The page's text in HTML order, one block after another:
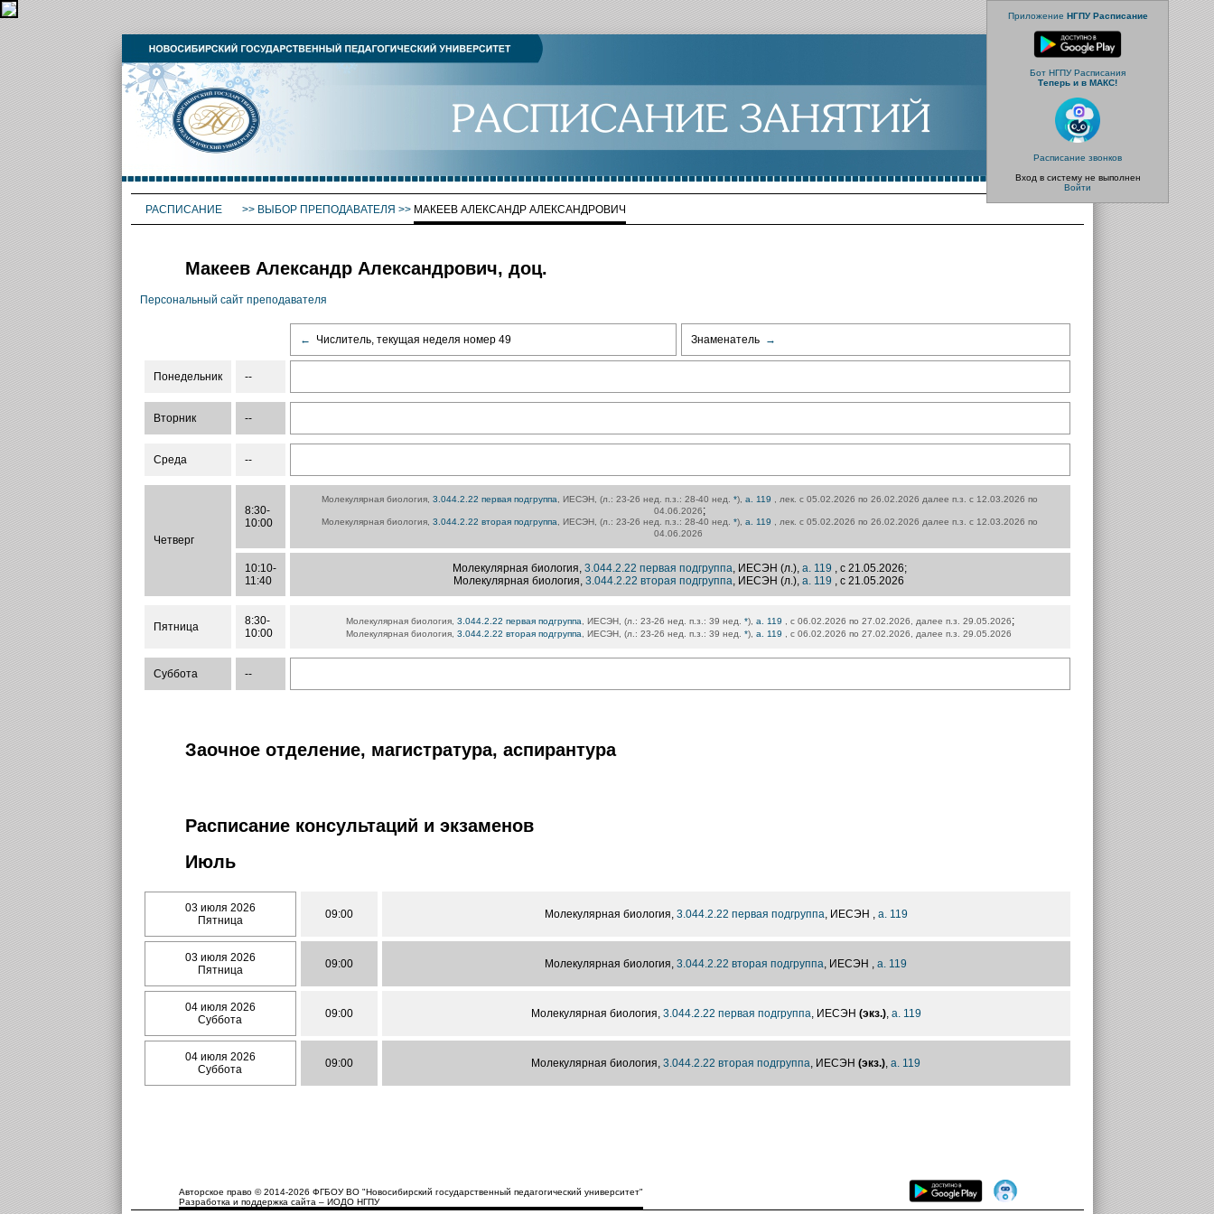
Приложение НГПУ Расписание
Бот НГПУ Расписания
Теперь и в МАКС!
Расписание звонков
Вход в систему не выполнен
Войти
РАСПИСАНИЕ >> ВЫБОР ПРЕПОДАВАТЕЛЯ >> МАКЕЕВ АЛЕКСАНДР АЛЕКСАНДРОВИЧ
Макеев Александр Александрович, доц.
Персональный сайт преподавателя
← Числитель, текущая неделя номер 49 Знаменатель →
Понедельник --
Вторник --
Среда --
Четверг
8:30-
10:00
Молекулярная биология, 3.044.2.22 первая подгруппа , ИЕСЭН, (л.: 23-26 нед. п.з.: 28-40 нед. *), а. 119
, лек. с 05.02.2026 по 26.02.2026 далее п.з. с 12.03.2026 по
04.06.2026;
Молекулярная биология, 3.044.2.22 вторая подгруппа , ИЕСЭН, (л.: 23-26 нед. п.з.: 28-40 нед. *), а. 119
, лек. с 05.02.2026 по 26.02.2026 далее п.з. с 12.03.2026 по
04.06.2026
10:10-
11:40
Молекулярная биология, 3.044.2.22 первая подгруппа, ИЕСЭН (л.), а. 119 , с 21.05.2026;
Молекулярная биология, 3.044.2.22 вторая подгруппа, ИЕСЭН (л.), а. 119 , с 21.05.2026
Пятница
8:30-
10:00
Молекулярная биология, 3.044.2.22 первая подгруппа , ИЕСЭН, (л.: 23-26 нед. п.з.: 39 нед. *), а. 119 , с 06.02.2026 по 27.02.2026, далее п.з. 29.05.2026;
Молекулярная биология, 3.044.2.22 вторая подгруппа , ИЕСЭН, (л.: 23-26 нед. п.з.: 39 нед. *), а. 119 , с 06.02.2026 по 27.02.2026, далее п.з. 29.05.2026
Суббота --
Заочное отделение, магистратура, аспирантура
Расписание консультаций и экзаменов
Июль
03 июля 2026
Пятница
09:00 Молекулярная биология, 3.044.2.22 первая подгруппа, ИЕСЭН , а. 119
03 июля 2026
Пятница
09:00 Молекулярная биология, 3.044.2.22 вторая подгруппа, ИЕСЭН , а. 119
04 июля 2026
Суббота
09:00 Молекулярная биология, 3.044.2.22 первая подгруппа, ИЕСЭН (экз.), а. 119
04 июля 2026
Суббота
09:00 Молекулярная биология, 3.044.2.22 вторая подгруппа, ИЕСЭН (экз.), а. 119
Авторское право © 2014-2026 ФГБОУ ВО "Новосибирский государственный педагогический университет"
Разработка и поддержка сайта – ИОДО НГПУ